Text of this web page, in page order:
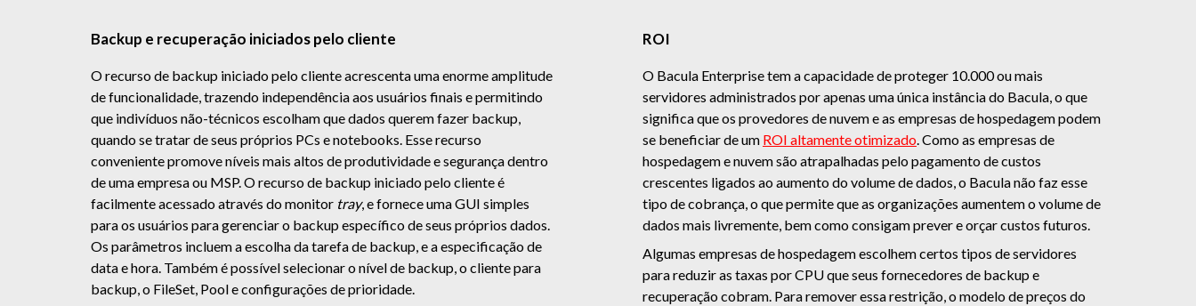
Backup e recuperação iniciados pelo cliente
O recurso de backup iniciado pelo cliente acrescenta uma enorme amplitude
de funcionalidade, trazendo independência aos usuários finais e permitindo
que indivíduos não-técnicos escolham que dados querem fazer backup,
quando se tratar de seus próprios PCs e notebooks. Esse recurso
conveniente promove níveis mais altos de produtividade e segurança dentro
de uma empresa ou MSP. O recurso de backup iniciado pelo cliente é
facilmente acessado através do monitor tray, e fornece uma GUI simples
para os usuários para gerenciar o backup específico de seus próprios dados.
Os parâmetros incluem a escolha da tarefa de backup, e a especificação de
data e hora. Também é possível selecionar o nível de backup, o cliente para
backup, o FileSet, Pool e configurações de prioridade.
ROI
O Bacula Enterprise tem a capacidade de proteger 10.000 ou mais
servidores administrados por apenas uma única instância do Bacula, o que
significa que os provedores de nuvem e as empresas de hospedagem podem
se beneficiar de um ROI altamente otimizado. Como as empresas de
hospedagem e nuvem são atrapalhadas pelo pagamento de custos
crescentes ligados ao aumento do volume de dados, o Bacula não faz esse
tipo de cobrança, o que permite que as organizações aumentem o volume de
dados mais livremente, bem como consigam prever e orçar custos futuros.
Algumas empresas de hospedagem escolhem certos tipos de servidores
para reduzir as taxas por CPU que seus fornecedores de backup e
recuperação cobram. Para remover essa restrição, o modelo de preços do